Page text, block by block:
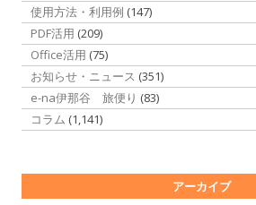
使用方法・利用例 (147)
PDF活用 (209)
Office活用 (75)
お知らせ・ニュース (351)
e-na伊那谷 旅便り (83)
コラム (1,141)
アーカイブ